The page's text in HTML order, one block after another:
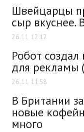
Швейцарцы
сыр вкуснее.
26.11 12:12
Робот
для рекламы
26.11 11:58
В Британии
новые
много